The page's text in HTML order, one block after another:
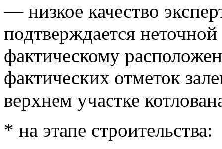
— низкое качество
подтверждается
фактическому
фактических отметок
верхнем участке
* на этапе строительства: